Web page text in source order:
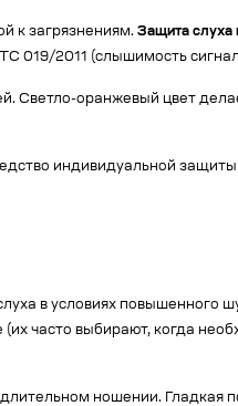
к загрязнениям. Защита слуха
019/2011 (слышимость
Светло-оранжевый цвет
индивидуальной
в условиях повышенного
часто выбирают, когда
ношении. Гладкая